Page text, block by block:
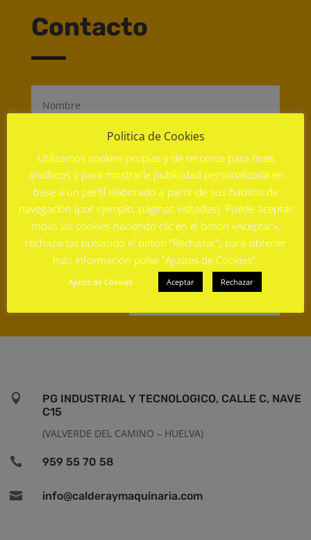
Contacto

PG INDUSTRIAL Y TECNOLOGICO, CALLE C, NAVE
C15
(VALVERDE DEL CAMINO – HUELVA)
 959 55 70 58
 info@calderaymaquinaria.com
Politica de Cookies
Utilizamos cookies propias y de terceros para fines
analíticos y para mostrarle publicidad personalizada en
base a un perfil elaborado a partir de sus hábitos de
navegación (por ejemplo, páginas visitadas). Puede aceptar
todas las cookies haciendo clic en el botón «Aceptar»;
rechazarlas pulsando el botón “Rechazar”; para obtener
más información pulse “Ajustes de Cookies”.
Ajuste de Cookies Aceptar Rechazar